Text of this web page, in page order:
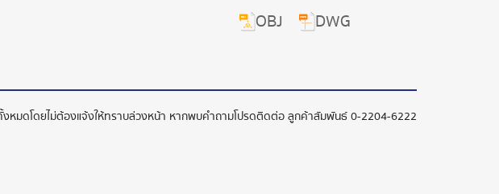
OBJ DWG
หมดโดยไม่ต้องแจ้งให้ทราบล่วงหน้า หากพบคำถามโปรดติดต่อ ลูกค้าสัมพันธ์0-2204-6222